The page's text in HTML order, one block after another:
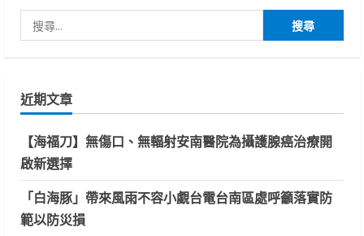
尋
字:
近期文章
【海福刀】無傷口、無輻射安南醫院為攝護腺癌治療開
啟新選擇
「白海豚」帶來風雨不容小覷台電台南區處呼籲落實防
範以防災損